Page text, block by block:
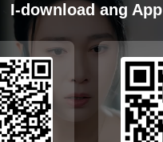
I-download ang App